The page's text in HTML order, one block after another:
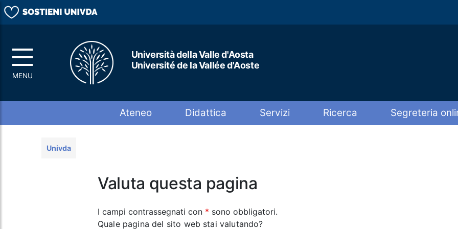
Università della Valle d'Aosta
Université de la Vallée d'Aoste
Ateneo Didattica Servizi Ricerca Segreteria
Univda
Valuta questa pagina
I campi contrassegnati con * sono obbligatori.
Quale pagina del sito web stai valutando?